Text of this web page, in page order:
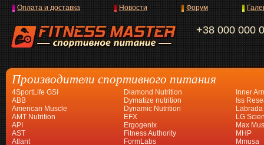
+38 000 000
Оплата и доставка Новости Форум
Производители спортивного питания
4SportLife GSI
ABB
American Muscle
AMT Nutrition
API
AST
Atlant
Diamond Nutrition
Dymatize nutrition
Dynamic Nutrition
EFX
Ergogenix
Fitness Authority
FormLabs
Inner
Iss
Labrada
LG
Max
MHP
Mmusa